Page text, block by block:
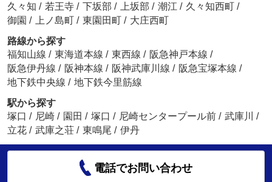
久々知 / 若王寺 / 下坂部 / 上坂部 / 潮江 / 久々知西町 /
御園 / 上ノ島町 / 東園田町 / 大庄西町
路線から探す
福知山線 / 東海道本線 / 東西線 / 阪急神戸本線 /
阪急伊丹線 / 阪神本線 / 阪神武庫川線 / 阪急宝塚本線 /
地下鉄中央線 / 地下鉄今里筋線
駅から探す
塚口 / 尼崎 / 園田 / 塚口 / 尼崎センタープール前 / 武庫川
/
立花 / 武庫之荘 / 東鳴尾 / 伊丹
電話でお問い合わせ